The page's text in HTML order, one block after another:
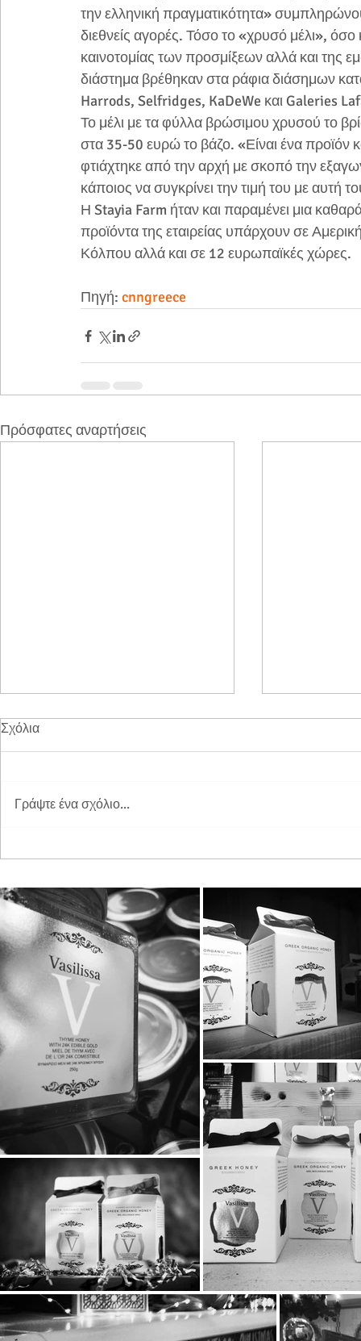
την ελληνική πραγματικότητα»
διεθνείς αγορές. Τόσο το «χρυσό μέλι»,
καινοτομίας των προσμίξεων αλλά και της
διάστημα βρέθηκαν στα ράφια διάσημων
Harrods, Selfridges, KaDeWe και Galeries
Το μέλι με τα φύλλα βρώσιμου χρυσού το
στα 35-50 ευρώ το βάζο. «Είναι ένα προϊόν
φτιάχτηκε από την αρχή με σκοπό την
κάποιος να συγκρίνει την τιμή του με αυτή
Η Stayia Farm ήταν και παραμένει μια
προϊόντα της εταιρείας υπάρχουν σε
Κόλπου αλλά και σε 12 ευρωπαϊκές χώρες.
Πηγή: cnngreece
Πρόσφατες αναρτήσεις
Exports Awards 2026
ξεχωριστή
Σχόλια
Γράψτε ένα σχόλιο...